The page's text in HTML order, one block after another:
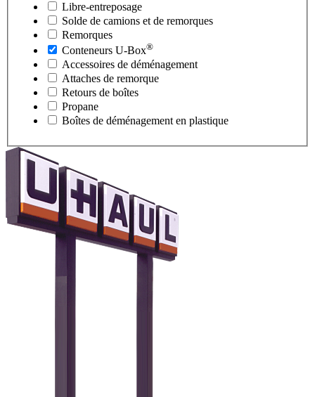
Libre-entreposage
Solde de camions et de remorques
Remorques
Conteneurs U-Box®
Accessoires de déménagement
Attaches de remorque
Retours de boîtes
Propane
Boîtes de déménagement en plastique